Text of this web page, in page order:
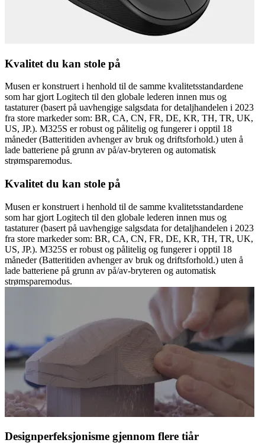
Kvalitet du kan stole på
Musen er konstruert i henhold til de samme kvalitetsstandardene
som har gjort Logitech til den globale lederen innen mus og
tastaturer (basert på uavhengige salgsdata for detaljhandelen i 2023
fra store markeder som: BR, CA, CN, FR, DE, KR, TH, TR, UK,
US, JP.). M325S er robust og pålitelig og fungerer i opptil 18
måneder (Batteritiden avhenger av bruk og driftsforhold.) uten å
lade batteriene på grunn av på/av-bryteren og automatisk
strømsparemodus.
Kvalitet du kan stole på
Musen er konstruert i henhold til de samme kvalitetsstandardene
som har gjort Logitech til den globale lederen innen mus og
tastaturer (basert på uavhengige salgsdata for detaljhandelen i 2023
fra store markeder som: BR, CA, CN, FR, DE, KR, TH, TR, UK,
US, JP.). M325S er robust og pålitelig og fungerer i opptil 18
måneder (Batteritiden avhenger av bruk og driftsforhold.) uten å
lade batteriene på grunn av på/av-bryteren og automatisk
strømsparemodus.
Designperfeksjonisme gjennom flere tiår